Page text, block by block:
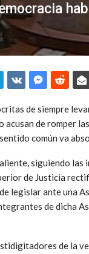
de siempre
acusan de romper
común va
siguiendo
de Justicia
legislar ante una
de dicha
de la